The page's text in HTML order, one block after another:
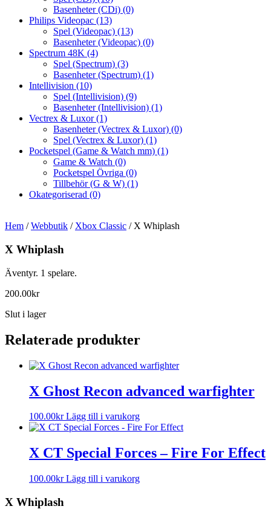
Basenheter (CDi) (0)
Philips Videopac (13)
Spel (Videopac) (13)
Basenheter (Videopac) (0)
Spectrum 48K (4)
Spel (Spectrum) (3)
Basenheter (Spectrum) (1)
Intellivision (10)
Spel (Intellivision) (9)
Basenheter (Intellivision) (1)
Vectrex & Luxor(1)
Basenheter (Vectrex & Luxor) (0)
Spel (Vectrex & Luxor) (1)
Pocketspel (Game & Watch mm) (1)
Game & Watch (0)
Pocketspel Övriga (0)
Tillbehör (G & W) (1)
Okategoriserad (0)
Hem /Webbutik / Xbox Classic / X Whiplash
X Whiplash
Äventyr. 1 spelare.
200.00kr
Slut i lager
Relaterade produkter
X Ghost Recon advanced warfighter
100.00kr Lägg till i varukorg
X CT Special Forces – Fire For Effect
100.00kr Lägg till i varukorg
X Whiplash